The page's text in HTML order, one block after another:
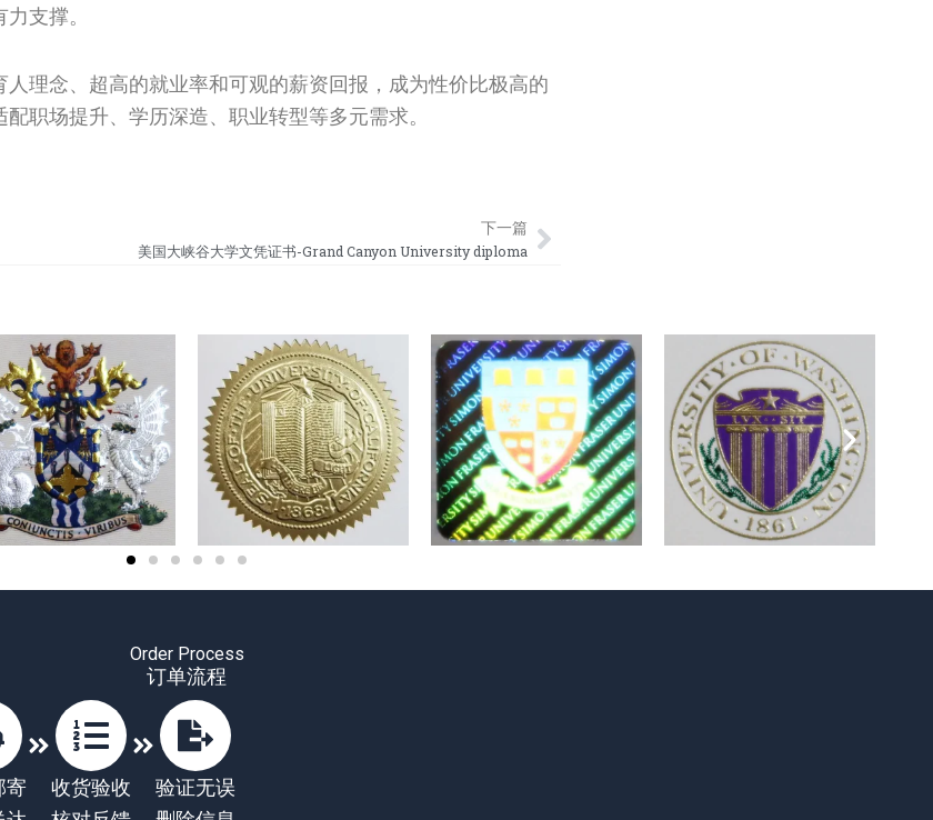
支撑。
理念、超高的就业率和可观的薪资回报，成为性价比极高的
职场提升、学历深造、职业转型等多元需求。
下一篇
美国大峡谷大学文凭证书-Grand Canyon University diploma
Order Process
订单流程
寄
收货验收
验证无误